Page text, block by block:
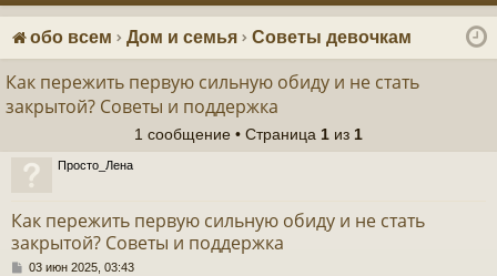
n
v
ум
обо всем Дом и семья Советы девочкам
Как пережить первую сильную обиду и не стать
закрытой? Советы и поддержка
1 сообщение • Страница 1 из 1
Просто_Лена
Как пережить первую сильную обиду и не стать
закрытой? Советы и поддержка
С03 июн 2025, 03:43